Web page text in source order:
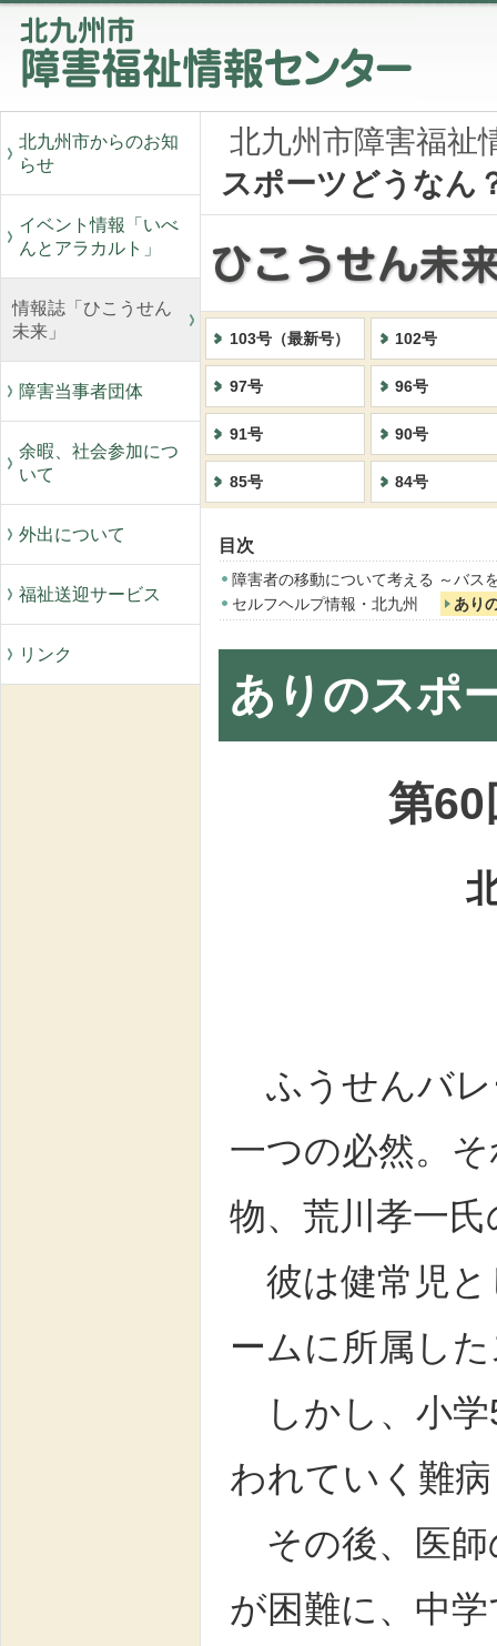
北九州市からのお知
らせ
イベント情報「いべ
んとアラカルト」
情報誌「ひこうせん
未来」
障害当事者団体
余暇、社会参加につ
いて
外出について
福祉送迎サービス
リンク
北九州市障害福祉
スポーツどうなん
103号（最新号） 102号
97号 96号
91号 90号
85号 84号
目次
障害者の移動について考える ～バス
セルフヘルプ情報・北九州
あり
ありのスポ
第
ふうせんバレ
一つの必然。
物、荒川孝一
彼は健常児と
ームに所属し
しかし、小学
われていく難
その後、医師
が困難に、中